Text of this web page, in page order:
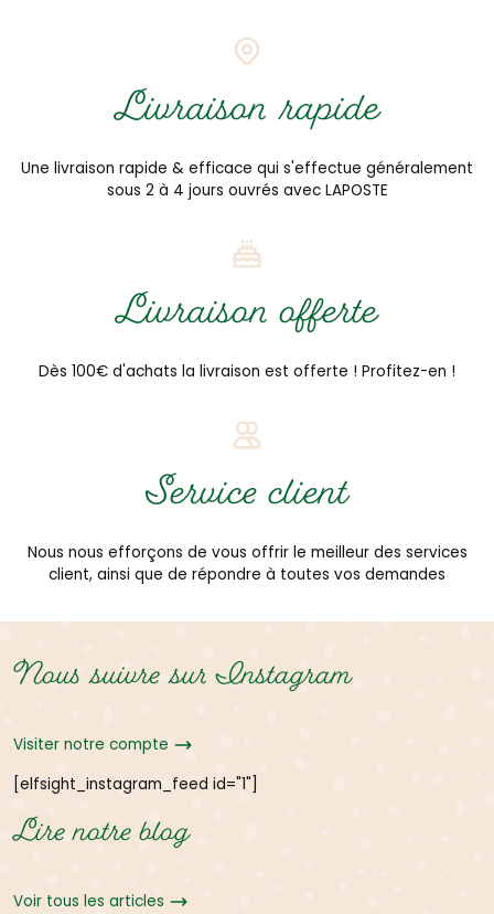
Livraison rapide
Une livraison rapide & efficace qui s'effectue généralement
sous 2 à 4 jours ouvrés avec LAPOSTE
Livraison offerte
Dès 100€ d'achats la livraison est offerte ! Profitez-en !
Service client
Nous nous efforçons de vous offrir le meilleur des services
client, ainsi que de répondre à toutes vos demandes
Nous suivre sur Instagram
Visiter notre compte
[elfsight_instagram_feed id="1"]
Lire notre blog
Voir tous les articles